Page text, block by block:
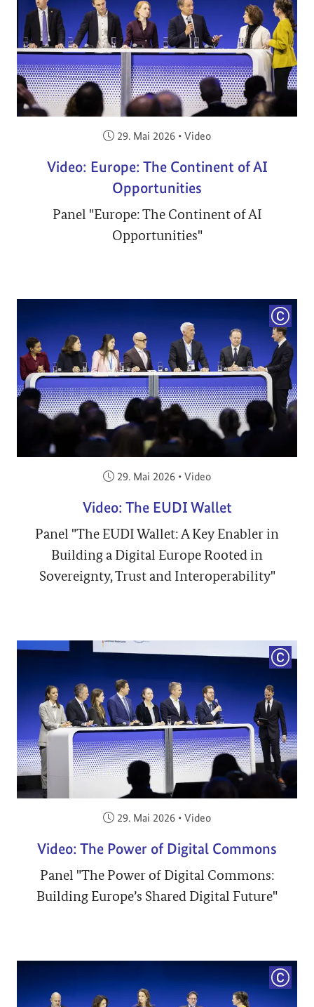
Veröffentlicht am:
29. Mai 2026 • Video
Video: Europe: The Continent of AI
Opportunities
Panel "Europe: The Continent of AI
Opportunities"
Veröffentlicht am:
29. Mai 2026 • Video
Video: The EUDI Wallet
Panel "The EUDI Wallet: A Key Enabler in
Building a Digital Europe Rooted in
Sovereignty, Trust and Interoperability"
Veröffentlicht am:
29. Mai 2026 • Video
Video: The Power of Digital Commons
Panel "The Power of Digital Commons:
Building Europe’s Shared Digital Future"